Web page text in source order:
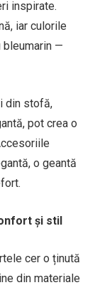
inspirate.
iar culorile
bleumarin —
din stofă,
pot crea o
o geantă
și stil
cer o ținută
din materiale